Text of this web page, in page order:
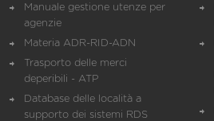
Manuale gestione utenze per
agenzie
Materia ADR-RID-ADN
Trasporto delle merci
deperibili - ATP
Database delle località a
supporto dei sistemi RDS